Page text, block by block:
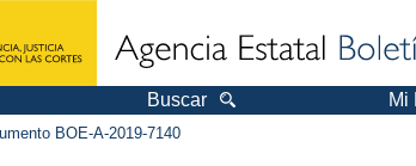
Buscar Mi
BOE-A-2019-7140